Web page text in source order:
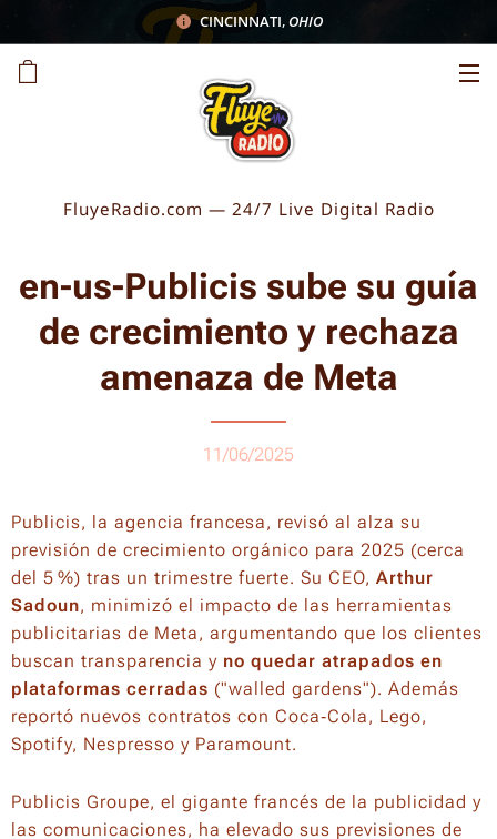
CINCINNATI,OHIO
FluyeRadio.com — 24/7 Live Digital Radio
en-us-Publicis sube su guía
de crecimiento y rechaza
amenaza de Meta
11/06/2025
Publicis, la agencia francesa, revisó al alza su
previsión de crecimiento orgánico para 2025 (cerca
del 5 %) tras un trimestre fuerte. Su CEO, Arthur
Sadoun, minimizó el impacto de las herramientas
publicitarias de Meta, argumentando que los clientes
buscan transparencia y no quedar atrapados en
plataformas cerradas ("walled gardens"). Además
reportó nuevos contratos con Coca‑Cola, Lego,
Spotify, Nespresso y Paramount.
Publicis Groupe, el gigante francés de la publicidad y
las comunicaciones, ha elevado sus previsiones de